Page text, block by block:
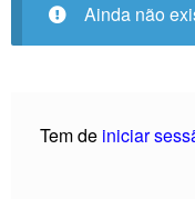
Ainda não
Tem de iniciar